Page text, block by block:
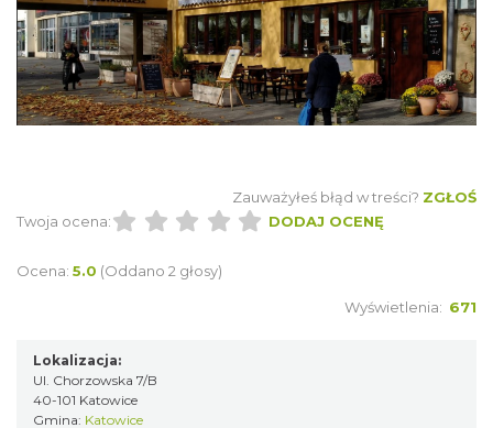
Zauważyłeś błąd w treści? ZGŁOŚ
Twoja ocena:
DODAJ OCENĘ
Ocena: 5.0 (Oddano 2 głosy)
Wyświetlenia: 671
Lokalizacja:
Ul. Chorzowska 7/B
40-101 Katowice
Gmina: Katowice